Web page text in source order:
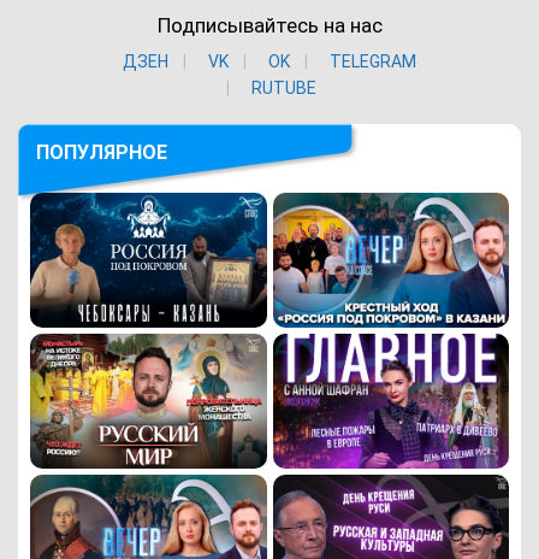
Подписывайтесь на нас
ДЗЕН VK ОK
TELEGRAM
RUTUBE
ПОПУЛЯРНОЕ